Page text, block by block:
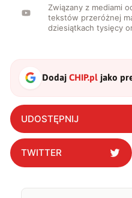
Związany z mediami
tekstów przeróżnej
dziesiątkach tysięcy
DodajCHIP.pl jako
UDOSTĘPNIJ
TWITTER